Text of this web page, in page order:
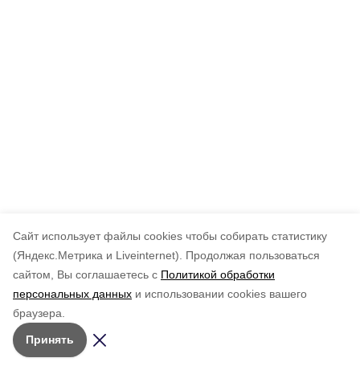
Cайт использует файлы cookies чтобы собирать статистику
(Яндекс.Метрика и Liveinternet).
Продолжая пользоваться
сайтом, Вы соглашаетесь с Политикой обработки
персональных данных и использовании cookies вашего
браузера.
Принять